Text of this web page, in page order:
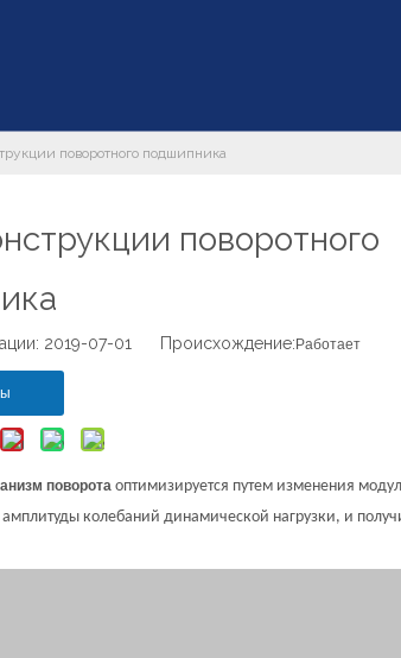
поворотного подшипника
поворотного
2019-07-01 Происхождение: Работает
поворота оптимизируется путем изменения
колебаний динамической нагрузки, и